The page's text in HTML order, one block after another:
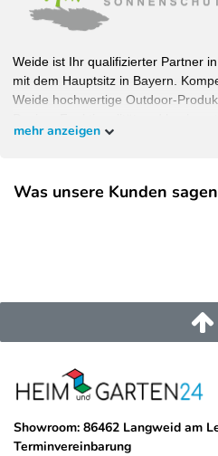
Weide ist Ihr qualifizierter Partner
mit dem Hauptsitz in Bayern.
Weide hochwertige Outdoor-
Wohlfühlambiente bei bestem
EU-Verantwortlicher
+49 821 79500 001
mehr anzeigen
Was unsere Kunden
Showroom: 86462 Langweid am
Terminvereinbarung